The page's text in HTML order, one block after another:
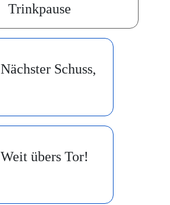
Trinkpause
Nächster Schuss,
Weit übers Tor!